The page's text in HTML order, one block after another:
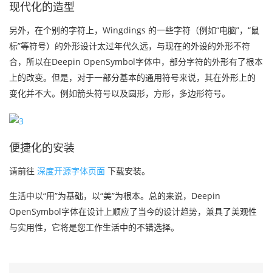
现代化的造型
另外，在个别的字符上，Wingdings 的一些字符（例如“电脑”，“鼠
标”等符号）的外形设计太过年代久远，与现在的外设的外形不符
合，所以在Deepin OpenSymbol字体中，部分字符的外形有了根本
上的改变。但是，对于一部分基本的通用符号来说，其在外形上的
变化并不大。例如箭头符号以及圆形，方形，多边形符号。
便捷化的安装
请前往 深度开源字体页面 下载安装。
生活中以“用”为基础，以“美”为根本。总的来说，Deepin
OpenSymbol字体在设计上顺应了当今的设计趋势，兼具了美观性
与实用性，它将是您工作生活中的不错选择。